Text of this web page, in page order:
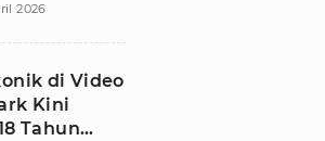
Seksual,
2026
di Video
Kini
Tahun